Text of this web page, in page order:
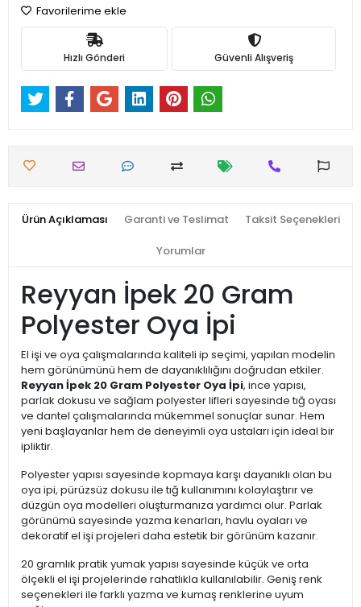
Favorilerime ekle
Hızlı Gönderi Güvenli Alışveriş
Ürün Açıklaması Garanti ve Teslimat Taksit Seçenekleri
Yorumlar
Reyyan İpek 20 Gram
Polyester Oya İpi
El işi ve oya çalışmalarında kaliteli ip seçimi, yapılan modelin
hem görünümünü hem de dayanıklılığını doğrudan etkiler.
Reyyan İpek 20 Gram Polyester Oya İpi, ince yapısı,
parlak dokusu ve sağlam polyester lifleri sayesinde tığ oyası
ve dantel çalışmalarında mükemmel sonuçlar sunar. Hem
yeni başlayanlar hem de deneyimli oya ustaları için ideal bir
ipliktir.
Polyester yapısı sayesinde kopmaya karşı dayanıklı olan bu
oya ipi, pürüzsüz dokusu ile tığ kullanımını kolaylaştırır ve
düzgün oya modelleri oluşturmanıza yardımcı olur. Parlak
görünümü sayesinde yazma kenarları, havlu oyaları ve
dekoratif el işi projeleri daha estetik bir görünüm kazanır.
20 gramlık pratik yumak yapısı sayesinde küçük ve orta
ölçekli el işi projelerinde rahatlıkla kullanılabilir. Geniş renk
seçenekleri ile farklı yazma ve kumaş renklerine uyum